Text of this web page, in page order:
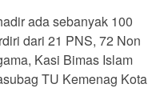
ada sebanyak 100
dari 21 PNS, 72 Non
Kasi Bimas Islam
TU Kemenag Kota